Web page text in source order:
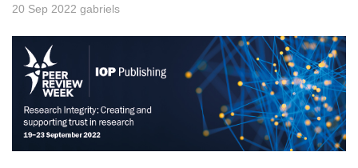
20 Sep 2022 gabriels